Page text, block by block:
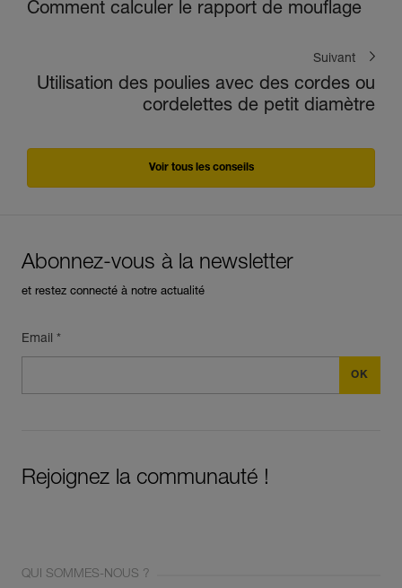
Comment calculer le rapport de mouflage
Suivant
Utilisation des poulies avec des cordes ou
cordelettes de petit diamètre
Voir tous les conseils
Abonnez-vous à la newsletter
et restez connecté à notre actualité
Email *
Rejoignez la communauté !
QUI SOMMES-NOUS ?